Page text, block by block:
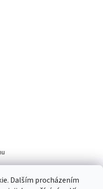
Dalším procházením